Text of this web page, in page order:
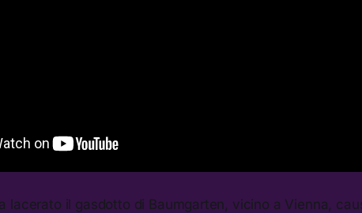
lacerato il gasdotto di Baumgarten, vicino a Vienna,